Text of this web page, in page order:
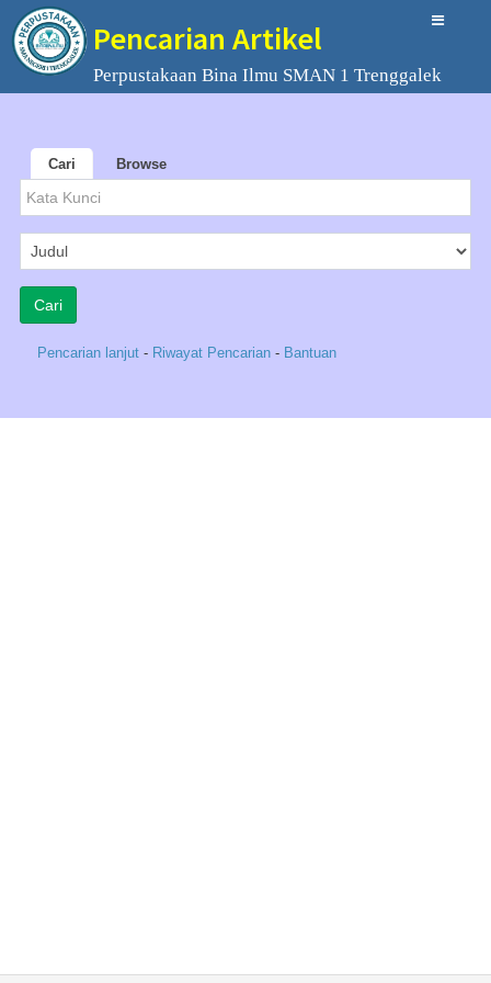
Pencarian Artikel
Perpustakaan Bina Ilmu SMAN 1 Trenggalek
Cari Browse
Pencarian lanjut - Riwayat Pencarian - Bantuan